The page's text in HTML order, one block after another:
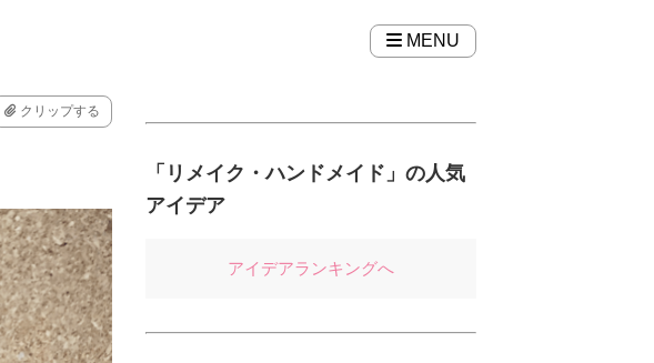
MENU
クリップする
「リメイク・ハンドメイド」の人気
アイデア
アイデアランキングへ